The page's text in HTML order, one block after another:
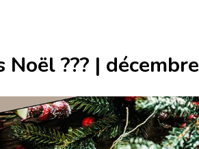
Noël ??? | décembre